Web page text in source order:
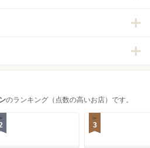
のランキング（点数の高いお店）です。
3